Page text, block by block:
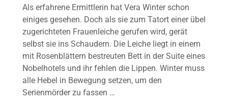
Als erfahrene Ermittlerin hat Vera Winter schon
einiges gesehen. Doch als sie zum Tatort einer übel
zugerichteten Frauenleiche gerufen wird, gerät
selbst sie ins Schaudern. Die Leiche liegt in einem
mit Rosenblättern bestreuten Bett in der Suite eines
Nobelhotels und ihr fehlen die Lippen. Winter muss
alle Hebel in Bewegung setzen, um den
Serienmörder zu fassen …